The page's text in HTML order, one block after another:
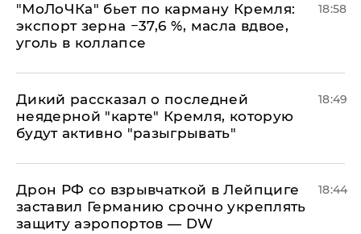
​"МоЛоЧКа" бьет по карману Кремля:
экспорт зерна −37,6 %, масла вдвое,
уголь в коллапсе
18:58
Дикий рассказал о последней
неядерной "карте" Кремля, которую
будут активно "разыгрывать"
18:49
​Дрон РФ со взрывчаткой в Лейпциге
заставил Германию срочно укреплять
защиту аэропортов — DW
18:44